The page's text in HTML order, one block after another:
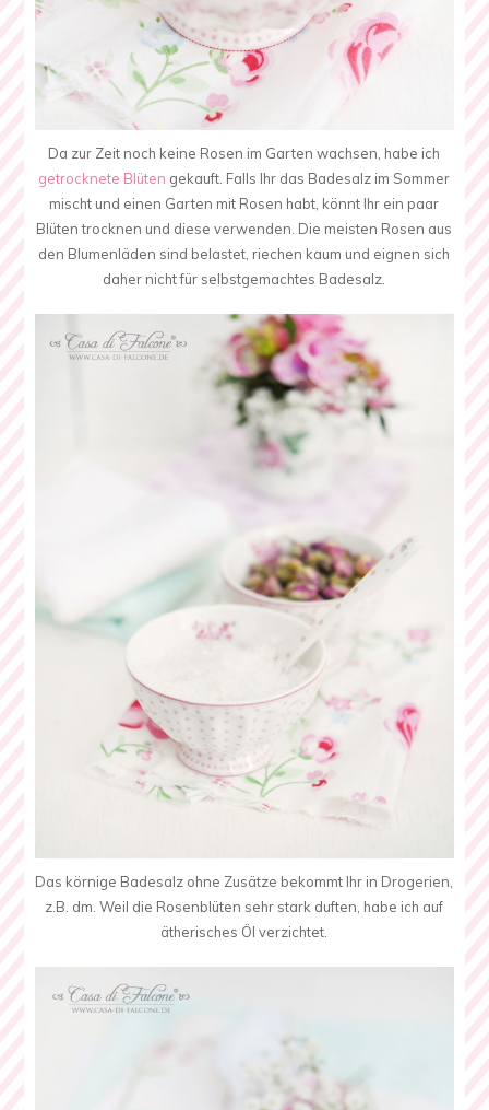
Da zur Zeit noch keine Rosen im Garten wachsen, habe ich
getrocknete Blüten gekauft. Falls Ihr das Badesalz im Sommer
mischt und einen Garten mit Rosen habt, könnt Ihr ein paar
Blüten trocknen und diese verwenden. Die meisten Rosen aus
den Blumenläden sind belastet, riechen kaum und eignen sich
daher nicht für selbstgemachtes Badesalz.
Das körnige Badesalz ohne Zusätze bekommt Ihr in Drogerien,
z.B. dm. Weil die Rosenblüten sehr stark duften, habe ich auf
ätherisches Öl verzichtet.